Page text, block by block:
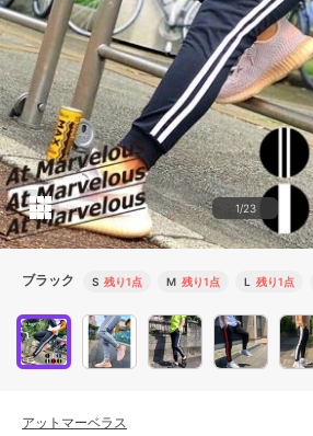
1/23
ブラック S 残り1点 M 残り1点 L 残り1点
アットマーベラス